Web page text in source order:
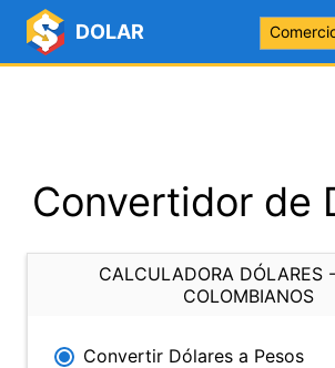
DOLAR
Convertidor de
CALCULADORA DÓLARES
COLOMBIANOS
Convertir Dólares a Pesos